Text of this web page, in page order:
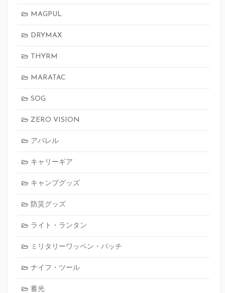
MAGPUL
DRYMAX
THYRM
MARATAC
SOG
ZERO VISION
アパレル
キャリーギア
キャンプグッズ
防災グッズ
ライト・ランタン
ミリタリーワッペン・パッチ
ナイフ・ツール
蓄光